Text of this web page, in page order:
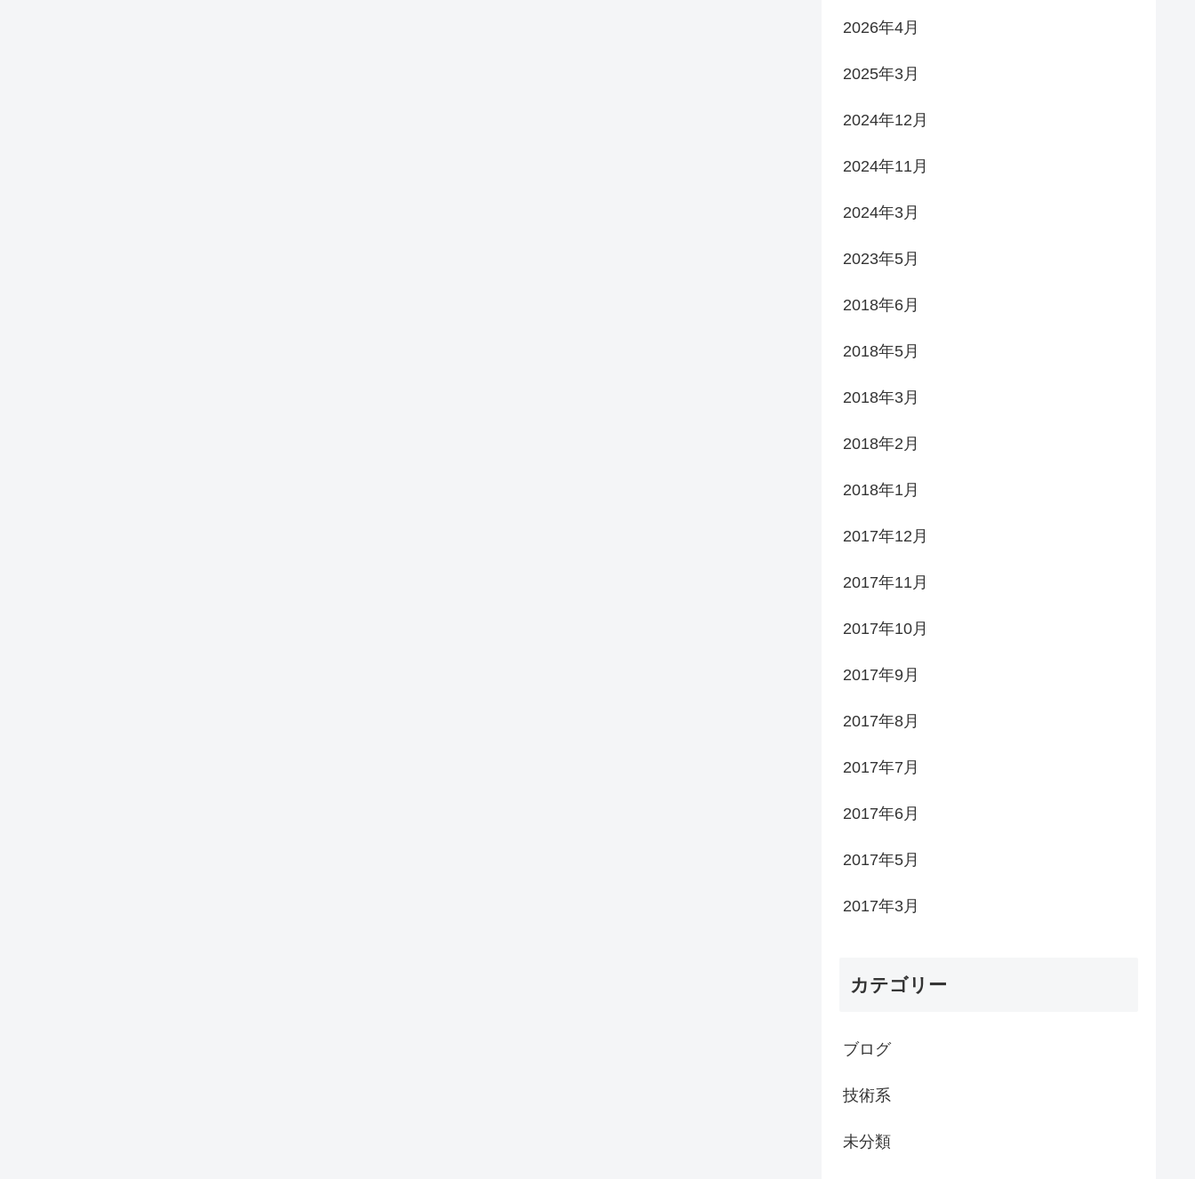
2026年4月
2025年3月
2024年12月
2024年11月
2024年3月
2023年5月
2018年6月
2018年5月
2018年3月
2018年2月
2018年1月
2017年12月
2017年11月
2017年10月
2017年9月
2017年8月
2017年7月
2017年6月
2017年5月
2017年3月
カテゴリー
ブログ
技術系
未分類